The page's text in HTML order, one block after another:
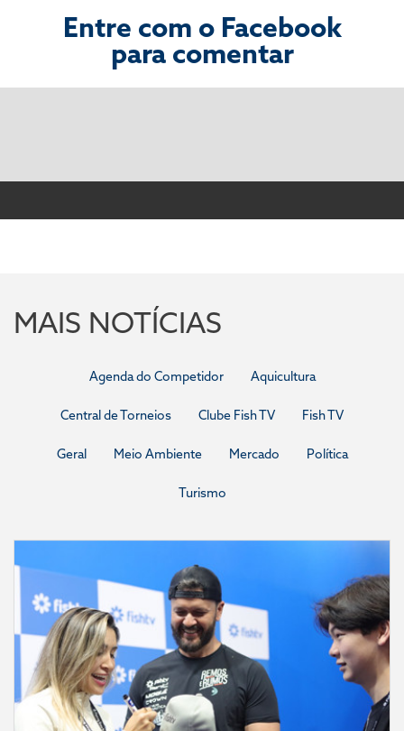
Entre com o Facebook
para comentar
MAIS NOTÍCIAS
Agenda do Competidor Aquicultura
Central de Torneios Clube Fish TV Fish TV
Geral Meio Ambiente Mercado Política
Turismo